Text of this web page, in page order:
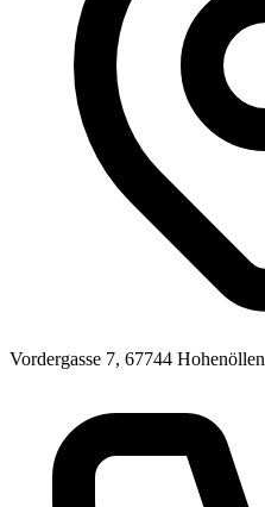
Vordergasse 7, 67744 Hohenöllen